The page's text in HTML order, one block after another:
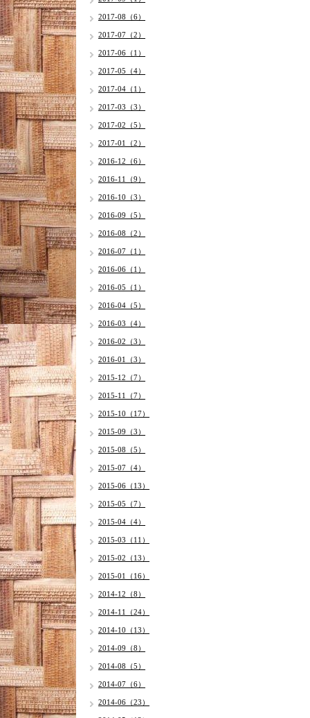
2017-08（6）
2017-07（2）
2017-06（1）
2017-05（4）
2017-04（1）
2017-03（3）
2017-02（5）
2017-01（2）
2016-12（6）
2016-11（9）
2016-10（3）
2016-09（5）
2016-08（2）
2016-07（1）
2016-06（1）
2016-05（1）
2016-04（5）
2016-03（4）
2016-02（3）
2016-01（3）
2015-12（7）
2015-11（7）
2015-10（17）
2015-09（3）
2015-08（5）
2015-07（4）
2015-06（13）
2015-05（7）
2015-04（4）
2015-03（11）
2015-02（13）
2015-01（16）
2014-12（8）
2014-11（24）
2014-10（13）
2014-09（8）
2014-08（5）
2014-07（6）
2014-06（23）